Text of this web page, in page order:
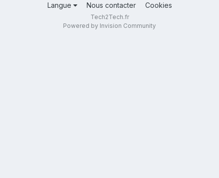
Langue Nous contacter Cookies
Tech2Tech.fr
Powered by Invision Community